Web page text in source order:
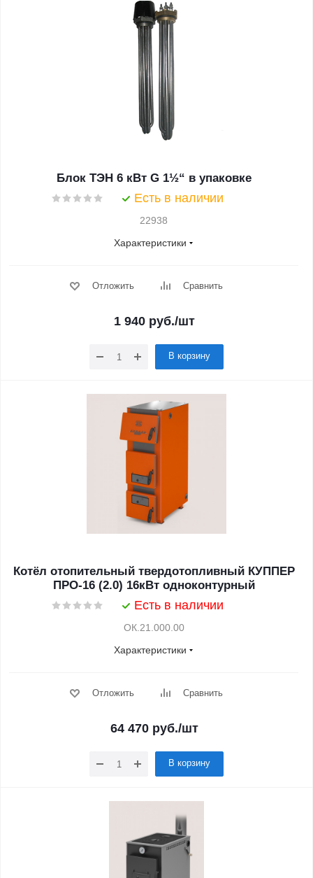
Блок ТЭН 6 кВт G 1½“ в упаковке
Есть в наличии
22938
Характеристики
Отложить Сравнить
1 940руб./шт
В корзину
Котёл отопительный твердотопливный КУППЕР
ПРО-16 (2.0) 16кВт одноконтурный
Есть в наличии
ОК.21.000.00
Характеристики
Отложить Сравнить
64 470руб./шт
В корзину